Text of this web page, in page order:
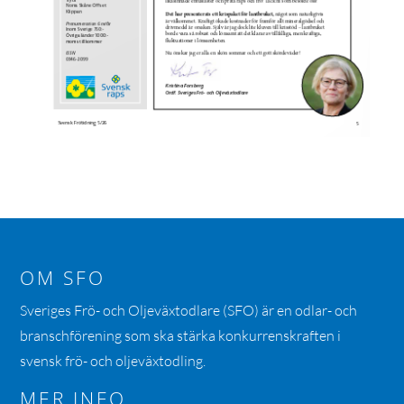
OM SFO
Sveriges Frö- och Oljeväxtodlare (SFO) är en odlar- och
branschförening som ska stärka konkurrenskraften i
svensk frö- och oljeväxtodling.
MER INFO